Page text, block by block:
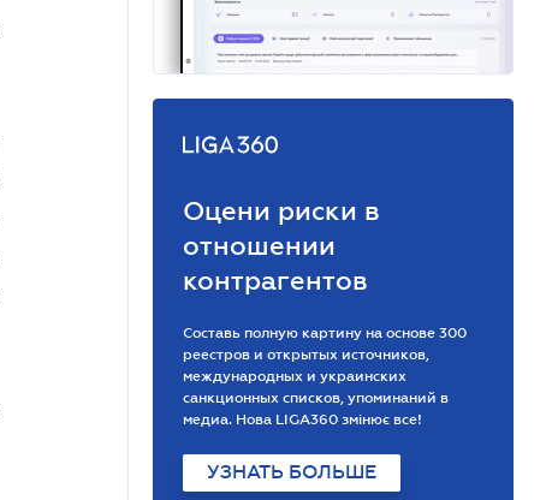
Оцени риски в
отношении
контрагентов
Составь полную картину на основе 300
реестров и открытых источников,
международных и украинских
санкционных списков, упоминаний в
медиа. Нова LIGA360 змінює все!
УЗНАТЬ БОЛЬШЕ